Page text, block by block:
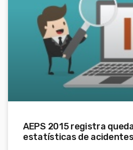
AEPS 2015 registra
estatísticas de